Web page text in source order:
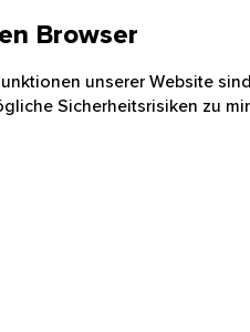
Browser
unserer Website
Sicherheitsrisiken zu